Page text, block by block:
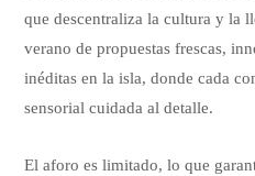
que descentraliza la cultura y la
verano de propuestas frescas,
inéditas en la isla, donde cada
sensorial cuidada al detalle.
El aforo es limitado, lo que